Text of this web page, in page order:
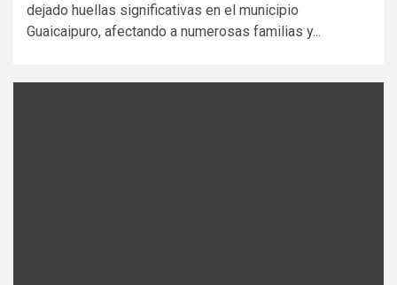
dejado huellas significativas en el municipio
Guaicaipuro, afectando a numerosas familias y...